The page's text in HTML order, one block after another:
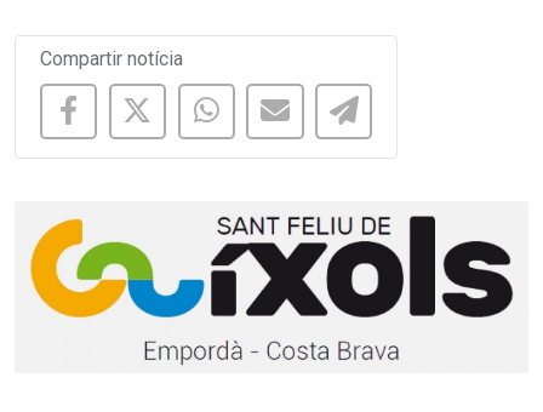
Compartir notícia